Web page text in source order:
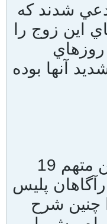
شدند که
اين زوج را
آنها بوده
با اقرار اوليه سحر، اين متهم 19
پليس
چنين شرح